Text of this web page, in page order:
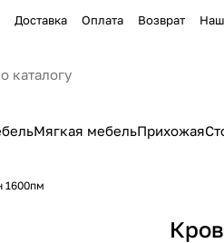
Доставка Оплата Возврат
Мягкая мебельПрихожая
1600пм